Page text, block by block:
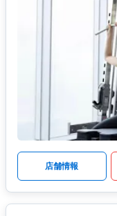
店舗情報